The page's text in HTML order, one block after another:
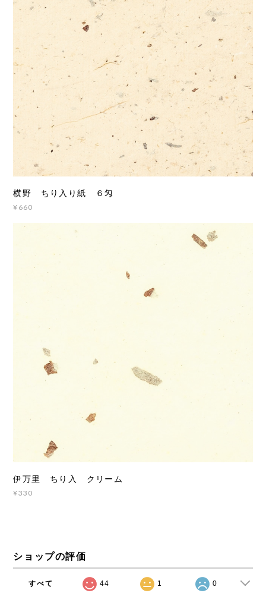
横野 ちり入り紙 ６匁
¥660
伊万里 ちり入 クリーム
¥330
ショップの評価
すべて 44 1 0